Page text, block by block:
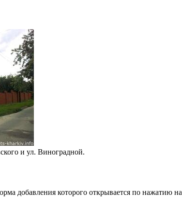
и ул. Виноградной.
добавления которого открывается по нажатию на